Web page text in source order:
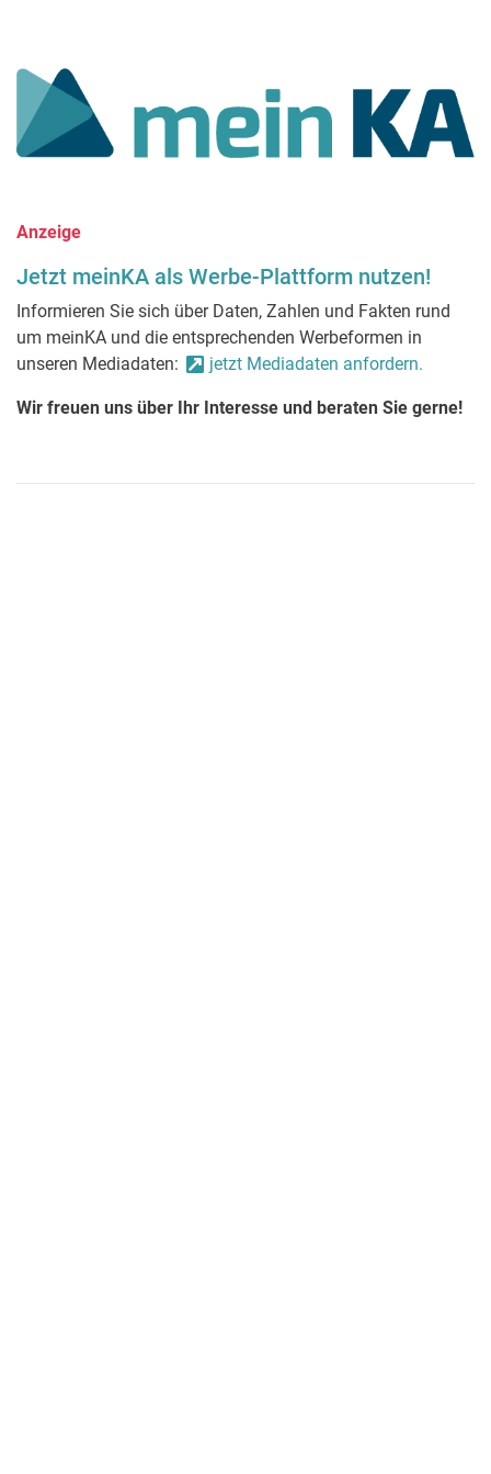
Anzeige
Jetzt meinKA als Werbe-Plattform nutzen!
Informieren Sie sich über Daten, Zahlen und Fakten rund
um meinKA und die entsprechenden Werbeformen in
unseren Mediadaten:
jetzt Mediadaten anfordern.
Wir freuen uns über Ihr Interesse und beraten Sie gerne!